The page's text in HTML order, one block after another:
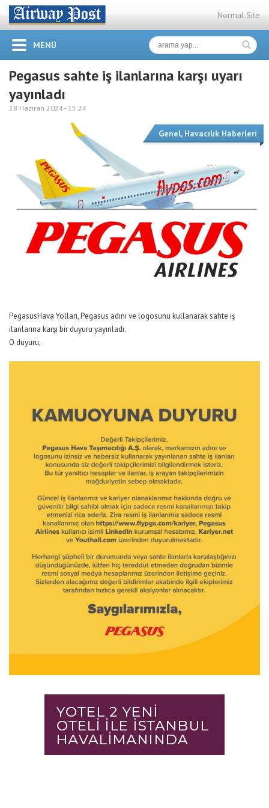
Normal Site
MENÜ
Pegasus sahte iş ilanlarına karşı uyarı
yayınladı
28 Haziran 2024 - 15:24
Genel, Havacılık Haberleri
PegasusHava Yolları, Pegasus adını ve logosunu kullanarak sahte iş
ilanlarına karşı bir duyuru yayınladı.
O duyuru,